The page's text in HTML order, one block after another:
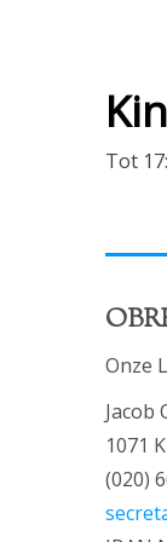
Tot
Onze
Jacob
1071
(020)